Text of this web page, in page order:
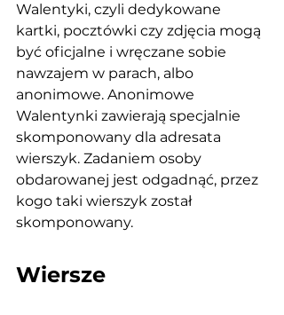
Walentyki, czyli dedykowane
kartki, pocztówki czy zdjęcia mogą
być oficjalne i wręczane sobie
nawzajem w parach, albo
anonimowe. Anonimowe
Walentynki zawierają specjalnie
skomponowany dla adresata
wierszyk. Zadaniem osoby
obdarowanej jest odgadnąć, przez
kogo taki wierszyk został
skomponowany.
Wiersze